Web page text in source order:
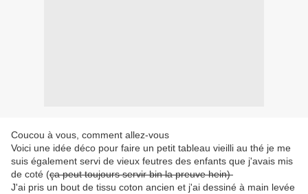
Coucou à vous, comment allez-vous
Voici une idée déco pour faire un petit tableau vieilli au thé je me
suis également servi de vieux feutres des enfants que j'avais mis
de coté (ça peut toujours servir bin la preuve hein)
J'ai pris un bout de tissu coton ancien et j'ai dessiné à main levée